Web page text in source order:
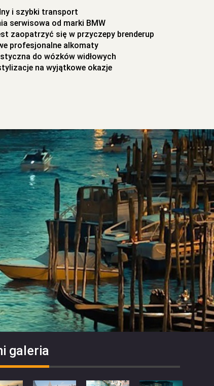
i szybki transport
serwisowa od marki BMW
zaopatrzyć się w przyczepy brenderup
profesjonalne alkomaty
do wózków widłowych
na wyjątkowe okazje
galeria